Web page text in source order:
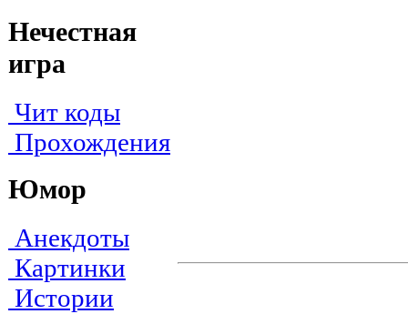
Нечестная
игра
Чит коды
Прохождения
Юмор
Анекдоты
Картинки
Истории